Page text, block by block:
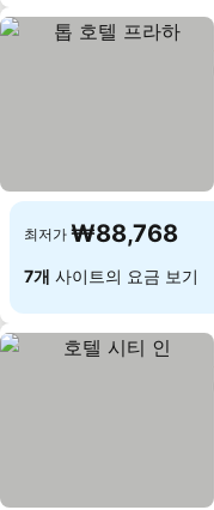
최저가 ₩88,768
7개 사이트의 요금 보기